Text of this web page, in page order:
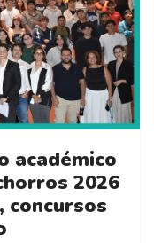
académico
2026
concursos